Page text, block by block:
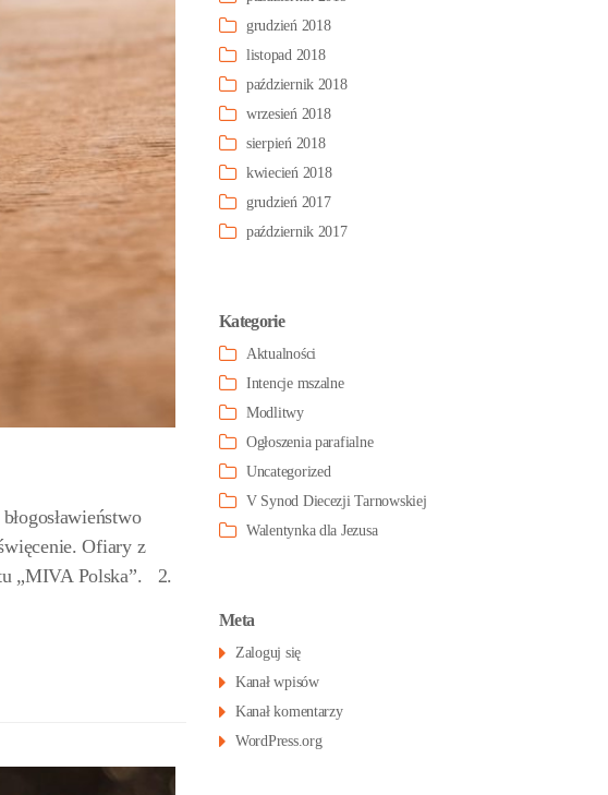
Ofiary z
„MIVA Polska”. 2.
grudzień 2018
listopad 2018
październik 2018
wrzesień 2018
sierpień 2018
kwiecień 2018
grudzień 2017
październik 2017
Kategorie
Aktualności
Intencje mszalne
Modlitwy
Ogłoszenia parafialne
Uncategorized
V Synod Diecezji Tarnowskiej
Walentynka dla Jezusa
Meta
Zaloguj się
Kanał wpisów
Kanał komentarzy
WordPress.org